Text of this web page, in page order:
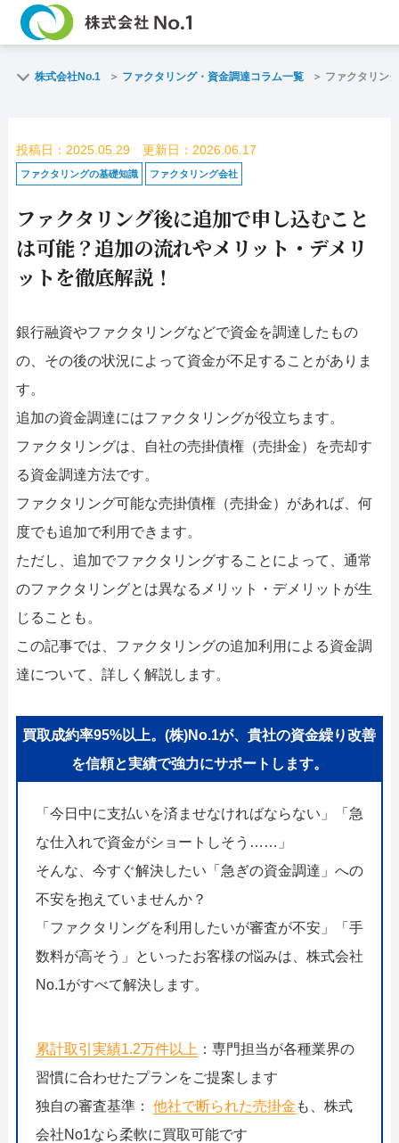
よくある質問
企業情報 お問い合わせ
名古屋支店HP 福岡支店HP
お問合せ
査定依頼
おすすめ記事
株式会社No.1 ファクタリング・資金調達コラム一覧 ファクタリン
投稿日：2025.05.29 更新日：2026.06.17
ファクタリングの基礎知識 ファクタリング会社
ファクタリング後に追加で申し込むこと
は可能？追加の流れやメリット・デメリ
ットを徹底解説！
銀行融資やファクタリングなどで資金を調達したもの
の、その後の状況によって資金が不足することがありま
す。
追加の資金調達にはファクタリングが役立ちます。
ファクタリングは、自社の売掛債権（売掛金）を売却す
る資金調達方法です。
ファクタリング可能な売掛債権（売掛金）があれば、何
度でも追加で利用できます。
ただし、追加でファクタリングすることによって、通常
のファクタリングとは異なるメリット・デメリットが生
じることも。
この記事では、ファクタリングの追加利用による資金調
達について、詳しく解説します。
買取成約率95%以上。(株)No.1が、貴社の資金繰り改善
を信頼と実績で強力にサポートします。
「今日中に支払いを済ませなければならない」「急
な仕入れで資金がショートしそう……」
そんな、今すぐ解決したい「急ぎの資金調達」への
不安を抱えていませんか？
「ファクタリングを利用したいが審査が不安」「手
数料が高そう」といったお客様の悩みは、株式会社
No.1がすべて解決します。
累計取引実績1.2万件以上 ：専門担当が各種業界の
習慣に合わせたプランをご提案します
独自の審査基準： 他社で断られた売掛金 も、株式
会社No1なら柔軟に買取可能です